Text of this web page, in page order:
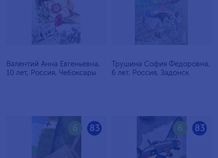
Валентий Анна Евгеньевна,
10 лет, Россия, Чебоксары
Трушина София Федоровна,
6 лет, Россия, Задонск
83
6 83
6